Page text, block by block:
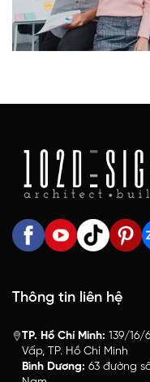
Thông tin liên hệ
TP. Hồ Chí Minh: 139/16/
Vấp, TP. Hồ Chí Minh
Bình Dương: 63 đường